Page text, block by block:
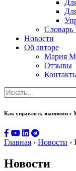
Словарь
Новости
Об авторе
Мария
Отзывы
Как управлять знаниями с
Главная › Новости ›
Новости